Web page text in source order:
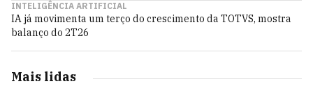
INTELIGÊNCIA ARTIFICIAL
IA já movimenta um terço do crescimento da TOTVS, mostra
balanço do 2T26
Mais lidas